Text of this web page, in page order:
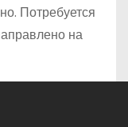
Потребуется
на